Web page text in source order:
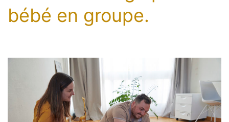
bébé en groupe.